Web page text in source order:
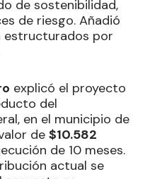
de sostenibilidad,
de riesgo. Añadió
estructurados por
explicó el proyecto
del
en el municipio de
de $10.582
de 10 meses.
actual se